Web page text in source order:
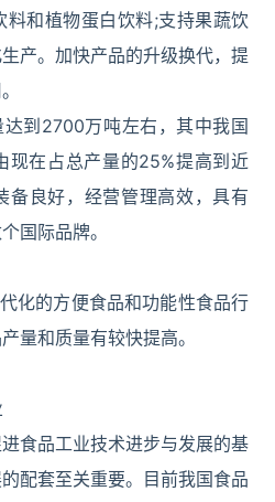
和植物蛋白饮料;支持果蔬饮
产。加快产品的升级换代，提
达到2700万吨左右，其中我国
现在占总产量的25%提高到近
备良好，经营管理高效，具有
国际品牌。
化的方便食品和功能性食品行
量和质量有较快提高。
食品工业技术进步与发展的基
配套至关重要。目前我国食品